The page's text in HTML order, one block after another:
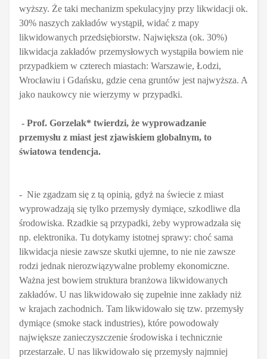
wyższy. Że taki mechanizm spekulacyjny przy likwidacji ok.
30% naszych zakładów wystąpił, widać z mapy
likwidowanych przedsiębiorstw. Największa (ok. 30%)
likwidacja zakładów przemysłowych wystąpiła bowiem nie
przypadkiem w czterech miastach: Warszawie, Łodzi,
Wrocławiu i Gdańsku, gdzie cena gruntów jest najwyższa. A
jako naukowcy nie wierzymy w przypadki.
- Prof. Gorzelak* twierdzi, że wyprowadzanie
przemysłu z miast jest zjawiskiem globalnym, to
światowa tendencja.
- Nie zgadzam się z tą opinią, gdyż na świecie z miast
wyprowadzają się tylko przemysły dymiące, szkodliwe dla
środowiska. Rzadkie są przypadki, żeby wyprowadzała się
np. elektronika. Tu dotykamy istotnej sprawy: choć sama
likwidacja niesie zawsze skutki ujemne, to nie nie zawsze
rodzi jednak nierozwiązywalne problemy ekonomiczne.
Ważna jest bowiem struktura branżowa likwidowanych
zakładów. U nas likwidowało się zupełnie inne zakłady niż
w krajach zachodnich. Tam likwidowało się tzw. przemysły
dymiące (smoke stack industries), które powodowały
największe zanieczyszczenie środowiska i technicznie
przestarzałe. U nas likwidowało się przemysły najmniej